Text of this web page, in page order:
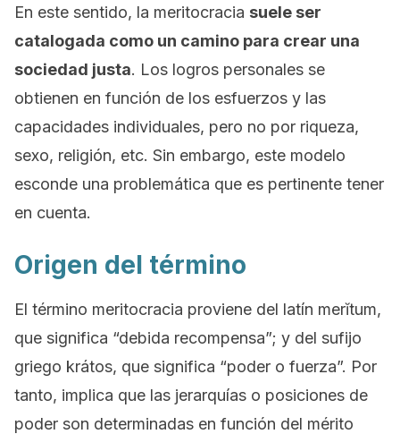
En este sentido, la meritocracia suele ser
catalogada como un camino para crear una
sociedad justa. Los logros personales se
obtienen en función de los esfuerzos y las
capacidades individuales, pero no por riqueza,
sexo, religión, etc. Sin embargo, este modelo
esconde una problemática que es pertinente tener
en cuenta.
Origen del término
El término meritocracia proviene del latín merĭtum,
que significa “debida recompensa”; y del sufijo
griego krátos, que significa “poder o fuerza”. Por
tanto, implica que las jerarquías o posiciones de
poder son determinadas en función del mérito